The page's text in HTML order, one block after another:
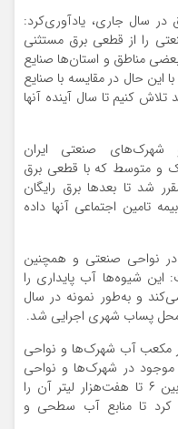
در سال جاری، یادآوری‌کرد:
را از قطعی برق مستثنی
مناطق و استان‌ها صنایع
حال در مقایسه با صنایع
کنیم تا سال آینده آنها
شهرک‌های صنعتی ایران
و متوسط که با قطعی برق
شد تا بعدها برق رایگان
تامین اجتماعی آنها داده
در نواحی صنعتی و همچنین
این شیوه‌ها آب پایداری را
و به‌طور نمونه در سال
اینکه روزانه ۱۷۸ هزار متر مکعب آب شهرک‌ها و نواحی
در شهرک‌ها و نواحی
صنعتی ۱۶ هزار لیتر در ثانیه است که بین ۶ تا هفت‌هزار لیتر آن را
کرد تا منابع آب سطحی و